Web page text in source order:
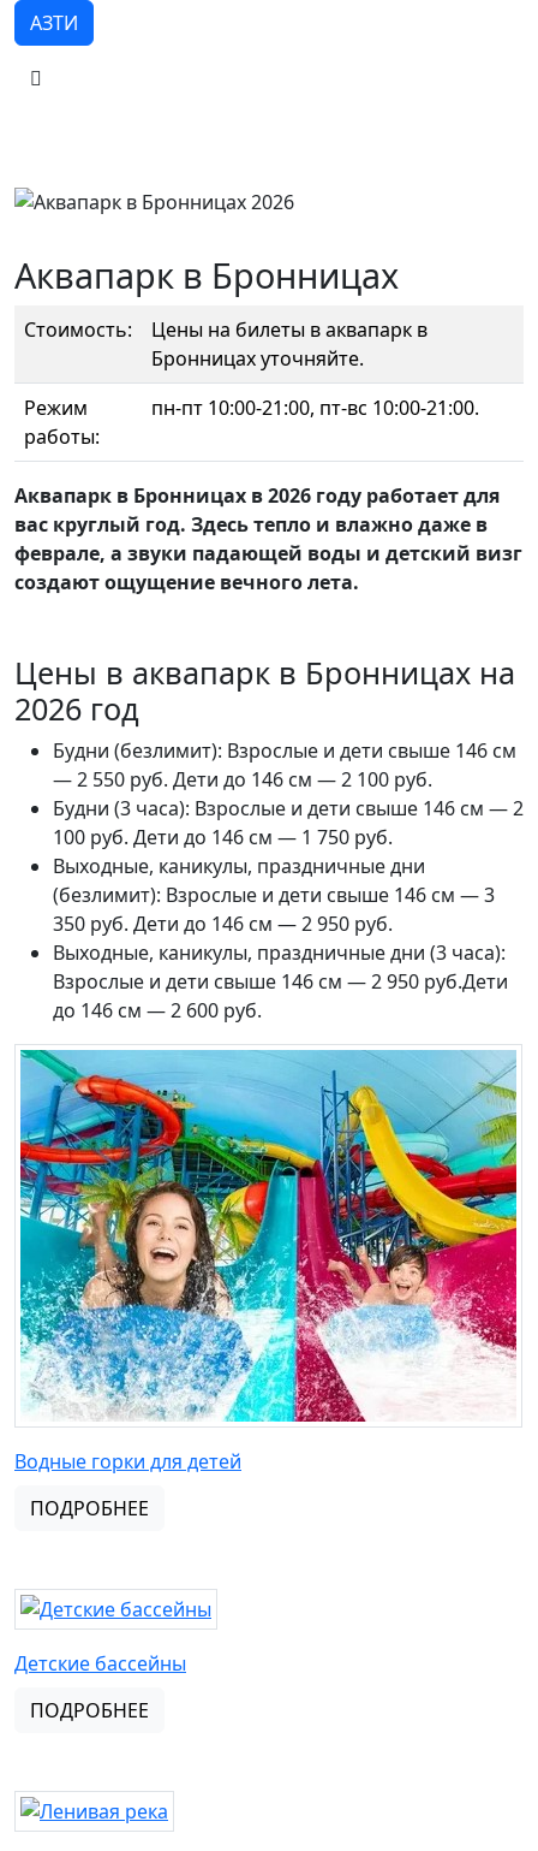
АЗТИ
Аквапарк в Бронницах
Стоимость:
Цены на билеты в аквапарк в
Бронницах уточняйте.
Режим
работы:
пн-пт 10:00-21:00, пт-вс 10:00-21:00.
Аквапарк в Бронницах в 2026 году работает для
вас круглый год. Здесь тепло и влажно даже в
феврале, а звуки падающей воды и детский визг
создают ощущение вечного лета.
Цены в аквапарк в Бронницах на
2026 год
Будни (безлимит): Взрослые и дети свыше 146 см
— 2 550 руб. Дети до 146 см — 2 100 руб.
Будни (3 часа): Взрослые и дети свыше 146 см — 2
100 руб. Дети до 146 см — 1 750 руб.
Выходные, каникулы, праздничные дни
(безлимит): Взрослые и дети свыше 146 см — 3
350 руб. Дети до 146 см — 2 950 руб.
Выходные, каникулы, праздничные дни (3 часа):
Взрослые и дети свыше 146 см — 2 950 руб.Дети
до 146 см — 2 600 руб.
Водные горки для детей
ПОДРОБНЕЕ
Детские бассейны
ПОДРОБНЕЕ